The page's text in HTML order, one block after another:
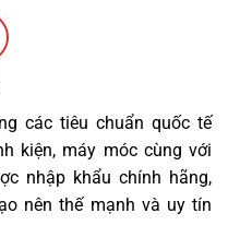
các tiêu chuẩn quốc tế
kiện, máy móc cùng với
nhập khẩu chính hãng,
nên thế mạnh và uy tín